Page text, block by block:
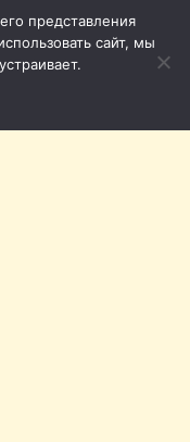
представления
сайт, мы